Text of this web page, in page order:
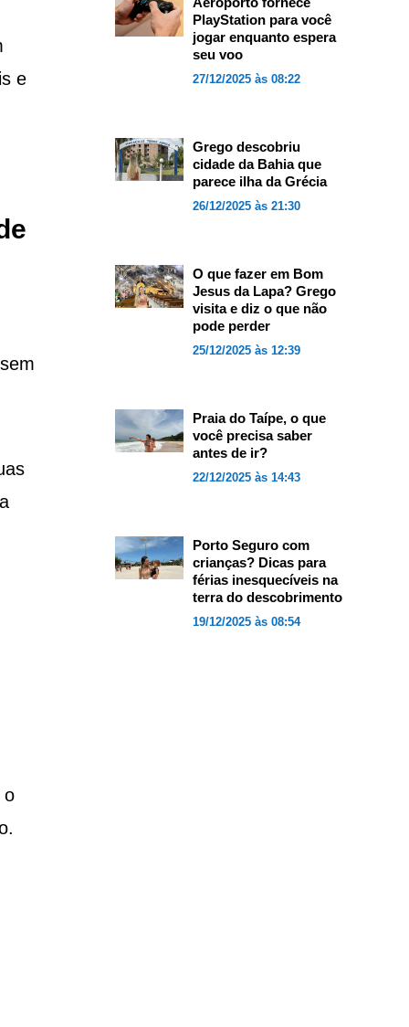
e
o
PlayStation para você
jogar enquanto espera
seu voo
27/12/2025 às 08:22
Grego descobriu
cidade da Bahia que
parece ilha da Grécia
26/12/2025 às 21:30
O que fazer em Bom
Jesus da Lapa? Grego
visita e diz o que não
pode perder
25/12/2025 às 12:39
Praia do Taípe, o que
você precisa saber
antes de ir?
22/12/2025 às 14:43
Porto Seguro com
crianças? Dicas para
férias inesquecíveis na
terra do descobrimento
19/12/2025 às 08:54